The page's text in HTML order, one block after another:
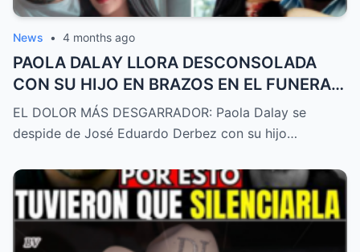
News • 4 months ago
PAOLA DALAY LLORA DESCONSOLADA
CON SU HIJO EN BRAZOS EN EL FUNERAL
DE JOSÉ EDUARDO DERBEZ
EL DOLOR MÁS DESGARRADOR: Paola Dalay se
despide de José Eduardo Derbez con su hijo…